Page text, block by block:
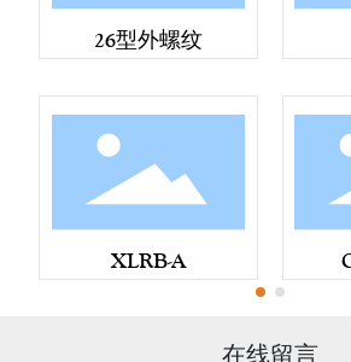
26型外螺纹
XLRB-A